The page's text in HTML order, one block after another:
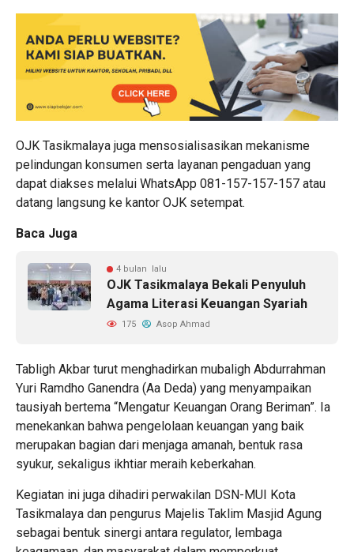
OJK Tasikmalaya juga mensosialisasikan mekanisme
pelindungan konsumen serta layanan pengaduan yang
dapat diakses melalui WhatsApp 081-157-157-157 atau
datang langsung ke kantor OJK setempat.
Baca Juga
4 bulan lalu
OJK Tasikmalaya Bekali Penyuluh
Agama Literasi Keuangan Syariah
175 Asop Ahmad
Tabligh Akbar turut menghadirkan mubaligh Abdurrahman
Yuri Ramdho Ganendra (Aa Deda) yang menyampaikan
tausiyah bertema “Mengatur Keuangan Orang Beriman”. Ia
menekankan bahwa pengelolaan keuangan yang baik
merupakan bagian dari menjaga amanah, bentuk rasa
syukur, sekaligus ikhtiar meraih keberkahan.
Kegiatan ini juga dihadiri perwakilan DSN-MUI Kota
Tasikmalaya dan pengurus Majelis Taklim Masjid Agung
sebagai bentuk sinergi antara regulator, lembaga